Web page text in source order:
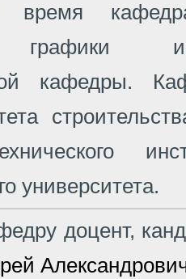
время
графики
кафедры.
университета.
доцент,